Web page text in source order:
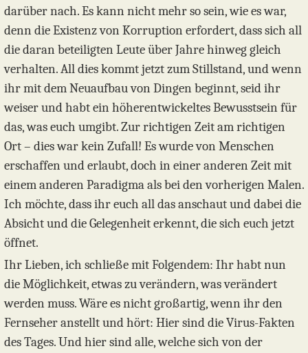
darüber nach. Es kann nicht mehr so sein, wie es war,
denn die Existenz von Korruption erfordert, dass sich all
die daran beteiligten Leute über Jahre hinweg gleich
verhalten. All dies kommt jetzt zum Stillstand, und wenn
ihr mit dem Neuaufbau von Dingen beginnt, seid ihr
weiser und habt ein höherentwickeltes Bewusstsein für
das, was euch umgibt. Zur richtigen Zeit am richtigen
Ort – dies war kein Zufall! Es wurde von Menschen
erschaffen und erlaubt, doch in einer anderen Zeit mit
einem anderen Paradigma als bei den vorherigen Malen.
Ich möchte, dass ihr euch all das anschaut und dabei die
Absicht und die Gelegenheit erkennt, die sich euch jetzt
öffnet.
Ihr Lieben, ich schließe mit Folgendem: Ihr habt nun
die Möglichkeit, etwas zu verändern, was verändert
werden muss. Wäre es nicht großartig, wenn ihr den
Fernseher anstellt und hört: Hier sind die Virus-Fakten
des Tages. Und hier sind alle, welche sich von der